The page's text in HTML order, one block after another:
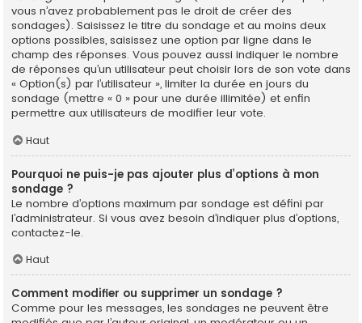
vous n’avez probablement pas le droit de créer des
sondages). Saisissez le titre du sondage et au moins deux
options possibles, saisissez une option par ligne dans le
champ des réponses. Vous pouvez aussi indiquer le nombre
de réponses qu’un utilisateur peut choisir lors de son vote dans
« Option(s) par l’utilisateur », limiter la durée en jours du
sondage (mettre « 0 » pour une durée illimitée) et enfin
permettre aux utilisateurs de modifier leur vote.
Haut
Pourquoi ne puis-je pas ajouter plus d’options à mon
sondage ?
Le nombre d’options maximum par sondage est défini par
l’administrateur. Si vous avez besoin d’indiquer plus d’options,
contactez-le.
Haut
Comment modifier ou supprimer un sondage ?
Comme pour les messages, les sondages ne peuvent être